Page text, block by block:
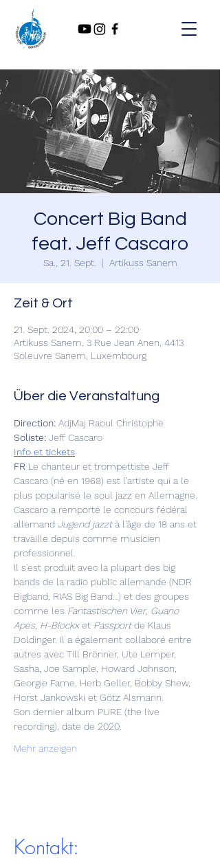
Concert Big Band
feat. Jeff Cascaro
Sa., 21. Sept.
  |
Artikuss Sanem
Zeit & Ort
21. Sept. 2024, 20:00 – 22:00
Artikuss Sanem, 3 Rue Jean Anen, 4413
Soleuvre Sanem, Luxembourg
Über die Veranstaltung
Direction: AdjMaj Raoul Christophe
Soliste: Jeff Cascaro
Info et tickets
FR Le chanteur et trompettiste Jeff
Cascaro (né en 1968) est l’artiste qui a le
plus popularisé le soul jazz en Allemagne.
Cascaro a remporté le concours fédéral
allemand Jugend jazzt à l'âge de 18 ans et
travaille depuis comme musicien
professionnel.
Il s'est produit avec la plupart des big
bands de la radio public allemande (NDR
Bigband, RIAS Big Band…) et des groupes
comme les Fantastischen Vier, Guano
Apes, H-Blockx et Passport de Klaus
Doldinger. Il a également collaboré entre
autres avec Till Brönner, Ute Lemper,
Sasha, Joe Sample, Howard Johnson,
Georgie Fame, Herb Geller, Bobby Shew,
Horst Jankowski et Götz Alsmann.
Son dernier album PURE (the live
recording), date de 2020.
Mehr anzeigen
Kontakt: